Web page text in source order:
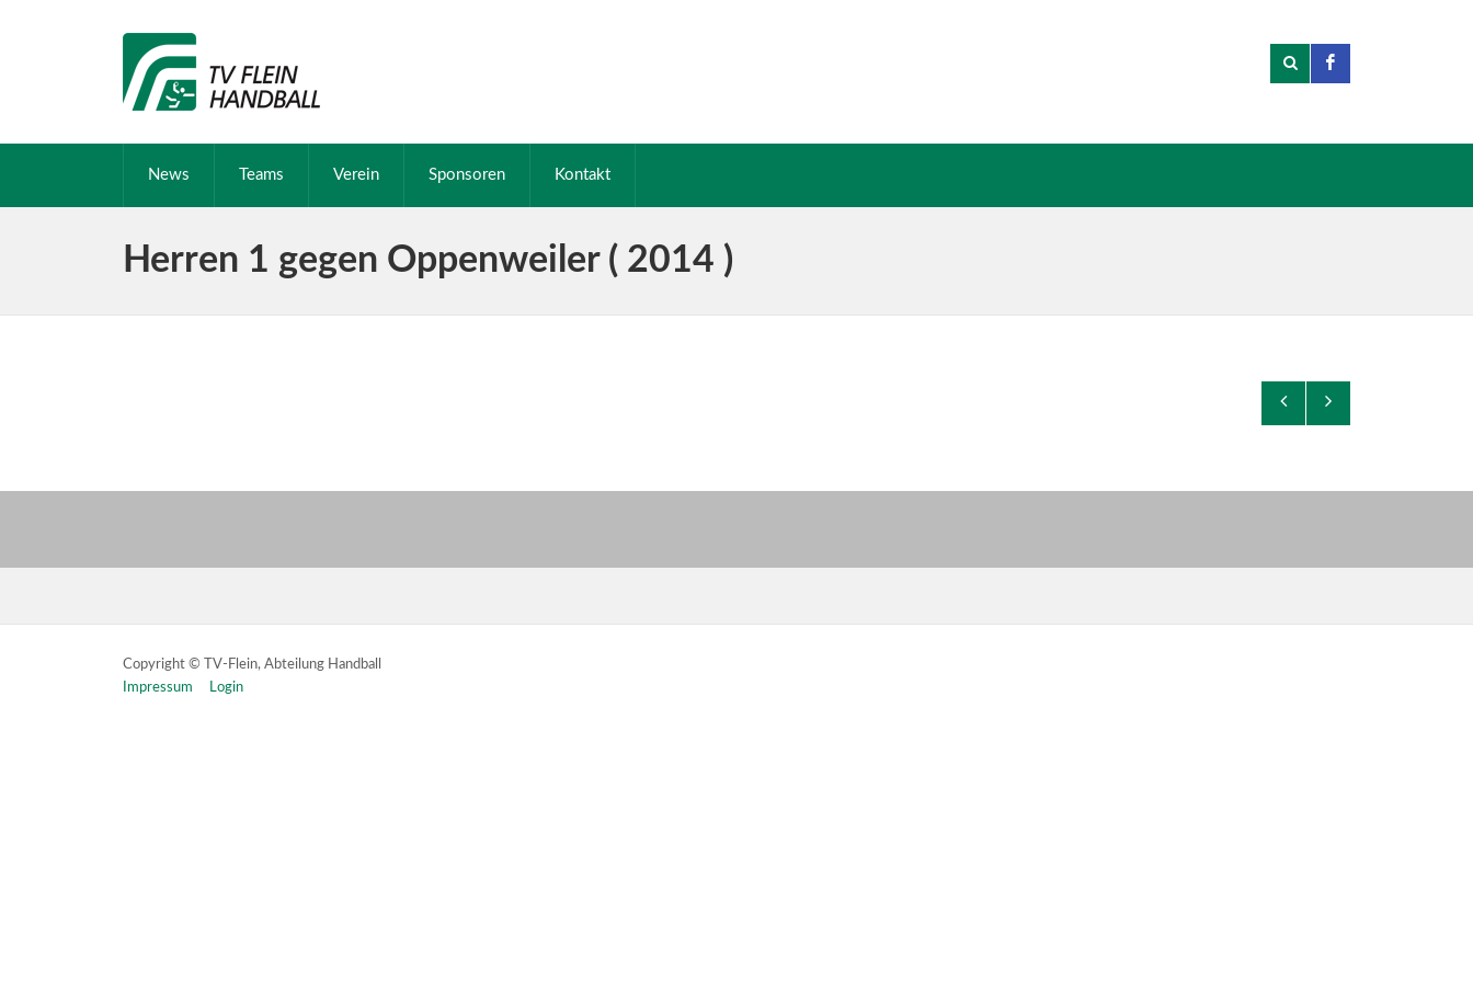
News Teams Verein Sponsoren Kontakt
Herren 1 gegen Oppenweiler ( 2014 )
Copyright © TV-Flein, Abteilung Handball
Impressum
Login